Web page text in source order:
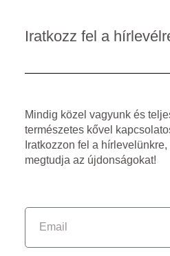
Iratkozz fel a
Mindig közel vagyunk és
természetes kővel
Iratkozzon fel a
megtudja az újdonságokat!